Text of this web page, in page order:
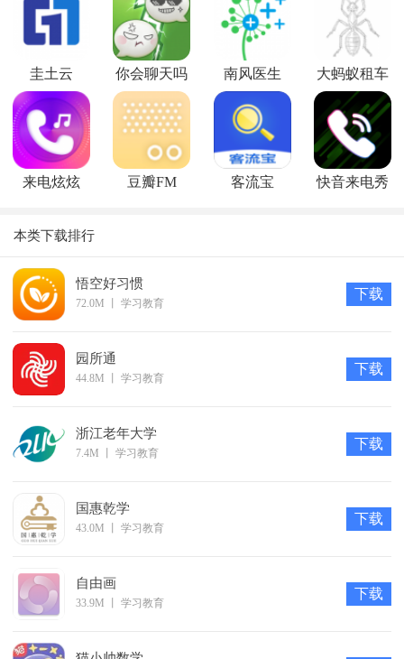
2.软件提供了非常丰富的选择学校的方式，可以让用户更好
的选择自己理想的学校。
3.上海所有的各式各样的学校都可以在这款软件中进行查
看。
功能介绍
1.在线查找所想要选择的学校，了解学校的真实概况。
2.可以为用户提供丰富的教学理念以及思想。
的入学准备。
圭土云
你会聊天吗
极速版
南风医生 大蚂蚁租车
来电炫炫 豆瓣FM 客流宝 快音来电秀
本类下载排行
悟空好习惯
72.0M 学习教育
下载
园所通
44.8M 学习教育
下载
浙江老年大学
7.4M 学习教育
下载
国惠乾学
43.0M 学习教育
下载
自由画
33.9M 学习教育
下载